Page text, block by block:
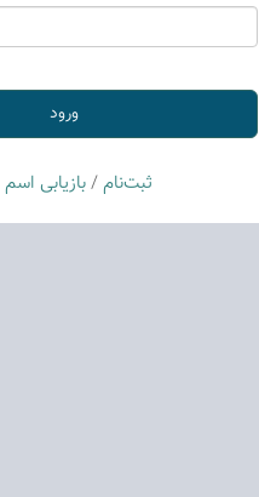
ثبت‌نام/بازیابی